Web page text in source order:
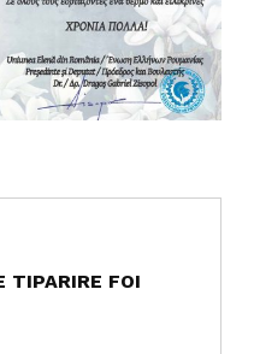
TIPARIRE FOI